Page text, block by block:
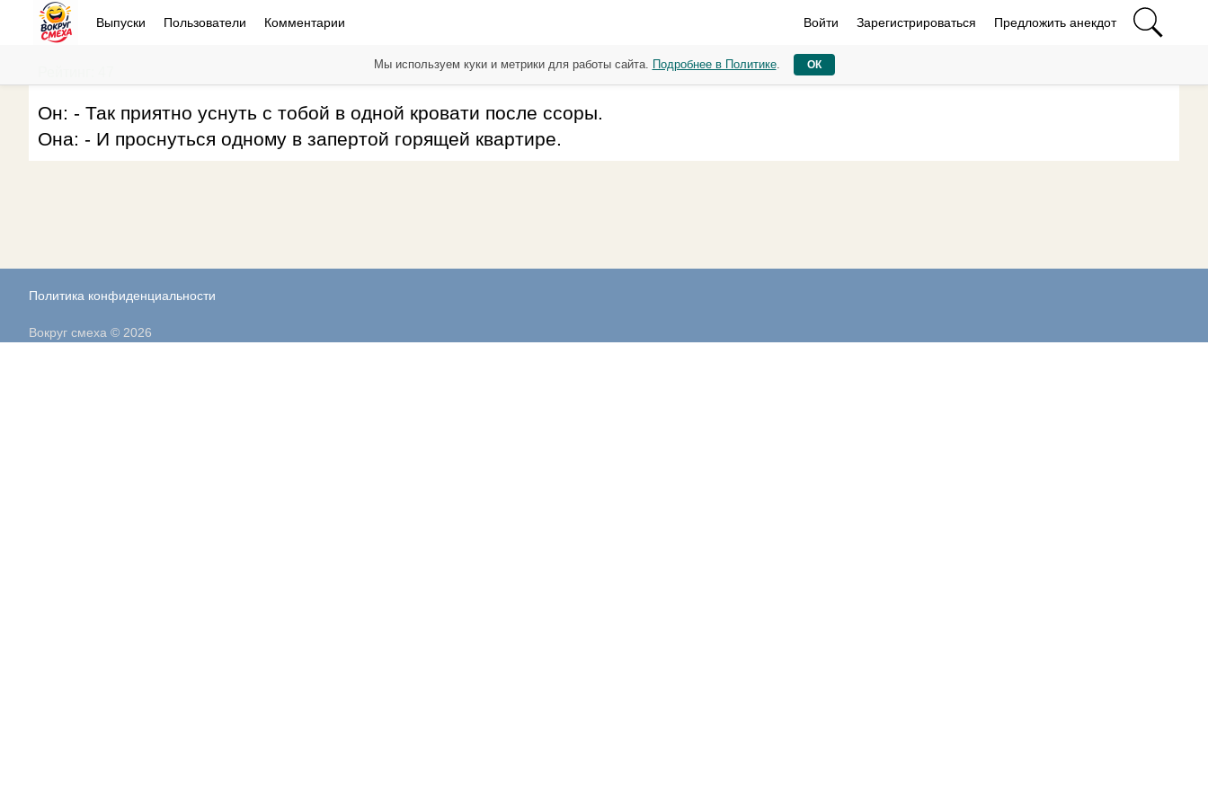
Выпуски Пользователи Комментарии Войти Зарегистрироваться Предложить анекдот
Он: - Так приятно уснуть с тобой в одной кровати после ссоры.
Она: - И проснуться одному в запертой горящей квартире.
Политика конфиденциальности
Мы используем куки и метрики для работы сайта. Подробнее в Политике. ОК
Вокруг смеха © 2026